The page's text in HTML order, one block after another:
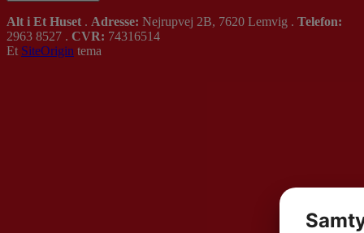
Alt i Et Huset . Adresse: Nejrupvej 2B, 7620 Lemvig . Telefon:
2963 8527 . CVR: 74316514
Et SiteOrigin tema